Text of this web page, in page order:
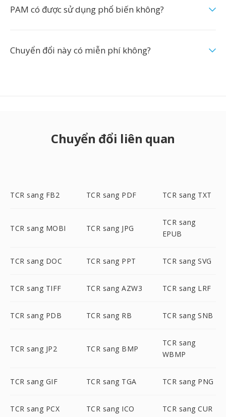
PAM có được sử dụng phổ biến không?
Chuyển đổi này có miễn phí không?
Chuyển đổi liên quan
TCR sang FB2 TCR sang PDF TCR sang TXT
TCR sang MOBI TCR sang JPG
TCR sang
EPUB
TCR sang DOC TCR sang PPT TCR sang SVG
TCR sang TIFF TCR sang AZW3 TCR sang LRF
TCR sang PDB TCR sang RB TCR sang SNB
TCR sang JP2 TCR sang BMP
TCR sang
WBMP
TCR sang GIF TCR sang TGA TCR sang PNG
TCR sang PCX TCR sang ICO TCR sang CUR